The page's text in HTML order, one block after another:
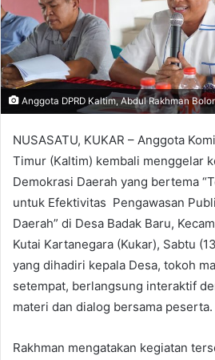
Anggota DPRD Kaltim, Abdul Rakhman
NUSASATU, KUKAR – Anggota
Timur (Kaltim) kembali menggelar
Demokrasi Daerah yang bertema
untuk Efektivitas Pengawasan
Daerah” di Desa Badak Baru,
Kutai Kartanegara (Kukar), Sabtu
yang dihadiri kepala Desa, tokoh
setempat, berlangsung interaktif
materi dan dialog bersama peserta.
Rakhman mengatakan kegiatan